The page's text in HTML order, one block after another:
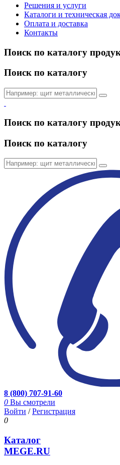
Решения и услуги
Каталоги и техническая
Оплата и доставка
Контакты
Поиск по каталогу
Поиск по каталогу
Поиск по каталогу
Поиск по каталогу
8 (800) 707-91-60
0 Вы смотрели
Войти /Регистрация
0
Каталог
MEGE.RU